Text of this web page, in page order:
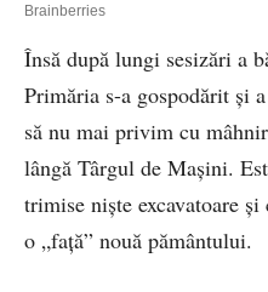
Însă după lungi sesizări a
Primăria s-a gospodărit și
să nu mai privim cu
lângă Târgul de Mașini.
trimise niște excavatoare
o „față” nouă pământului.